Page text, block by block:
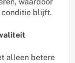
conditie blijft.
alleen betere